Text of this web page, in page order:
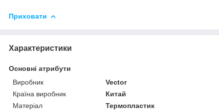
Приховати
Характеристики
Основні атрибути
Виробник
Vector
Країна виробник
Китай
Матеріал
Термопластик